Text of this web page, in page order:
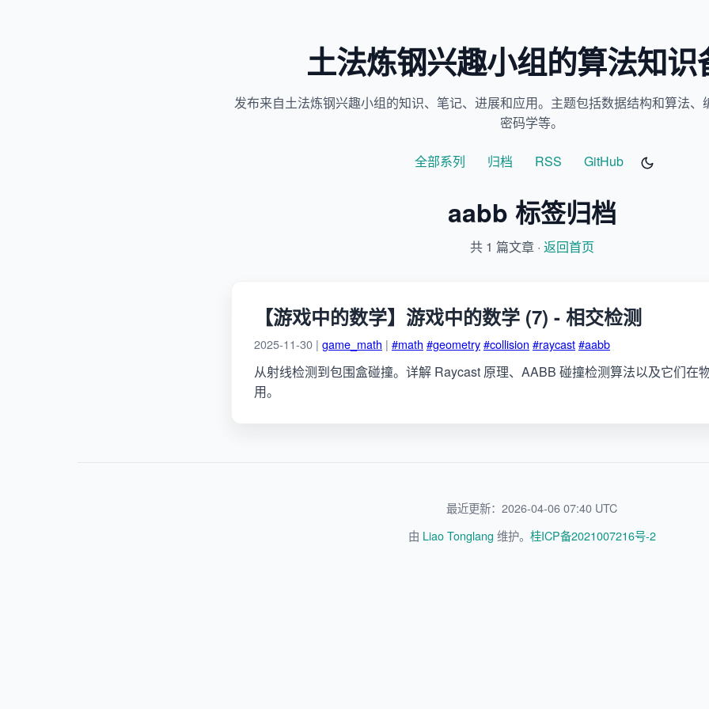
土法炼钢兴趣小组的算法知识
发布来自土法炼钢兴趣小组的知识、笔记、进展和应用。主题包括数据结构和算法、
密码学等。
全部系列 归档 RSS GitHub
aabb 标签归档
共 1 篇文章 · 返回首页
【游戏中的数学】游戏中的数学 (7) - 相交检测
2025-11-30 | game_math | #math #geometry#collision #raycast#aabb
从射线检测到包围盒碰撞。详解 Raycast 原理、AABB 碰撞检测算法以及它们在
用。
最近更新：2026-04-06 07:40 UTC
由 Liao Tonglang 维护。 桂ICP备2021007216号-2